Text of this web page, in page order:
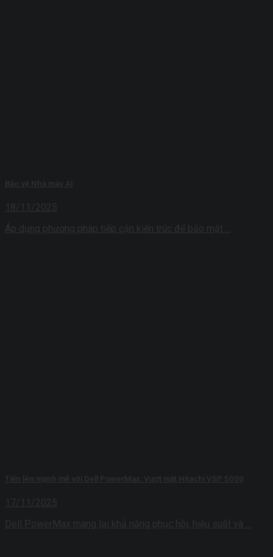
Bảo vệ Nhà máy AI
18/11/2025
Áp dụng phương pháp tiếp cận kiến ​​trúc để bảo mật ...
Tiến lên mạnh mẽ với Dell PowerMax: Vượt mặt Hitachi VSP 5000
17/11/2025
Dell PowerMax mang lại khả năng phục hồi, hiệu suất và ...